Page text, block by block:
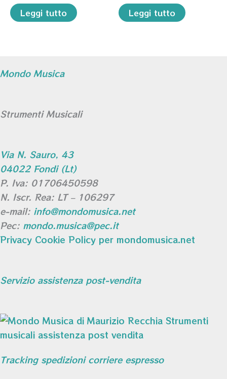
Leggi tutto Leggi tutto
Mondo Musica
Strumenti Musicali
Via N. Sauro, 43
04022 Fondi (Lt)
P. Iva: 01706450598
N. Iscr. Rea: LT – 106297
e-mail: info@mondomusica.net
Pec: mondo.musica@pec.it
Privacy Cookie Policy per mondomusica.net
Servizio assistenza post-vendita
Tracking spedizioni corriere espresso